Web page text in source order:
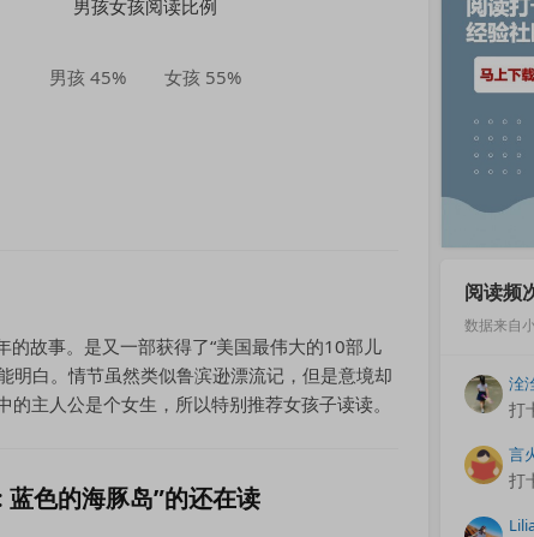
男孩女孩阅读比例
男孩 45% 女孩 55%
故事。是又一部获得了“美国最伟大的10部儿
明白。情节虽然类似鲁滨逊漂流记，但是意境却
主人公是个女生，所以特别推荐女孩子读读。
色的海豚岛”的还在读
阅读频
数据来自
洤
打
言
打